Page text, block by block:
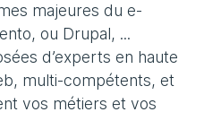
majeures du e-
ou Drupal, ...
d’experts en haute
multi-compétents, et
vos métiers et vos